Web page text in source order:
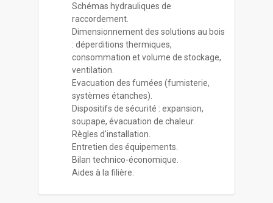
Schémas hydrauliques de
raccordement.
Dimensionnement des solutions au bois
: déperditions thermiques,
consommation et volume de stockage,
ventilation.
Evacuation des fumées (fumisterie,
systèmes étanches).
Dispositifs de sécurité : expansion,
soupape, évacuation de chaleur.
Règles d'installation.
Entretien des équipements.
Bilan technico-économique.
Aides à la filière.